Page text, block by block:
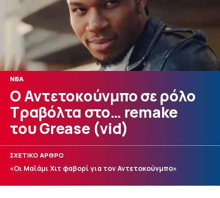
NBA
Ο Αντετοκούνμπο σε ρόλο
Τραβόλτα στο… remake
του Grease (vid)
ΣΧΕΤΙΚΟ ΑΡΘΡΟ
«Οι Μαϊάμι Χιτ φαβορί για τον Αντετοκούνμπο»